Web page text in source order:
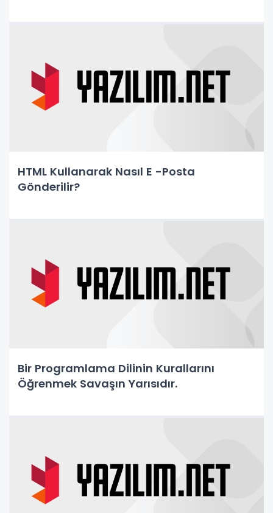
HTML Kullanarak Nasıl E -Posta
Gönderilir?
Bir Programlama Dilinin Kurallarını
Öğrenmek Savaşın Yarısıdır.